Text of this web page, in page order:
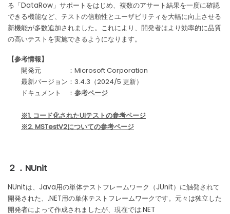
る「DataRow」サポートをはじめ、複数のアサート結果を一度に確認
できる機能など、テストの信頼性とユーザビリティを大幅に向上させる
新機能が多数追加されました。これにより、開発者はより効率的に品質
の高いテストを実施できるようになります。
【参考情報】
開発元 ：Microsoft Corporation
最新バージョン：3.4.3（2024/5 更新）
ドキュメント ： 参考ページ
※1. コード化されたUIテストの参考ページ
※2. MSTestV2についての参考ページ
２．NUnit
NUnitは、Java用の単体テストフレームワーク（JUnit）に触発されて
開発された、.NET用の単体テストフレームワークです。元々は独立した
開発者によって作成されましたが、現在では.NET